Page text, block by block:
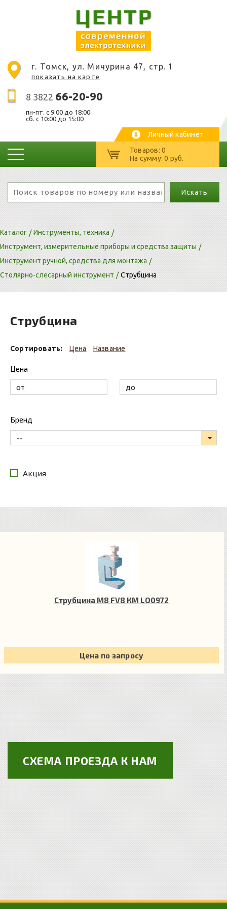
г. Томск, ул. Мичурина 47, стр. 1
показать на карте
8 3822 66-20-90
пн-пт. c 9:00 до 18:00
сб. с 10:00 до 15:00
Личный кабинет
Товаров: 0
На сумму: 0 руб.
Искать
Каталог
Инструменты, техника
Инструмент, измерительные приборы и средства защиты
Инструмент ручной, средства для монтажа
Столярно-слесарный инструмент
Струбцина
Струбцина
Сортировать: Цена Название
Цена
Бренд
--
Акция
Струбцина М8 FV8 КМ LO0972
Цена по запросу
СХЕМА ПРОЕЗДА К НАМ